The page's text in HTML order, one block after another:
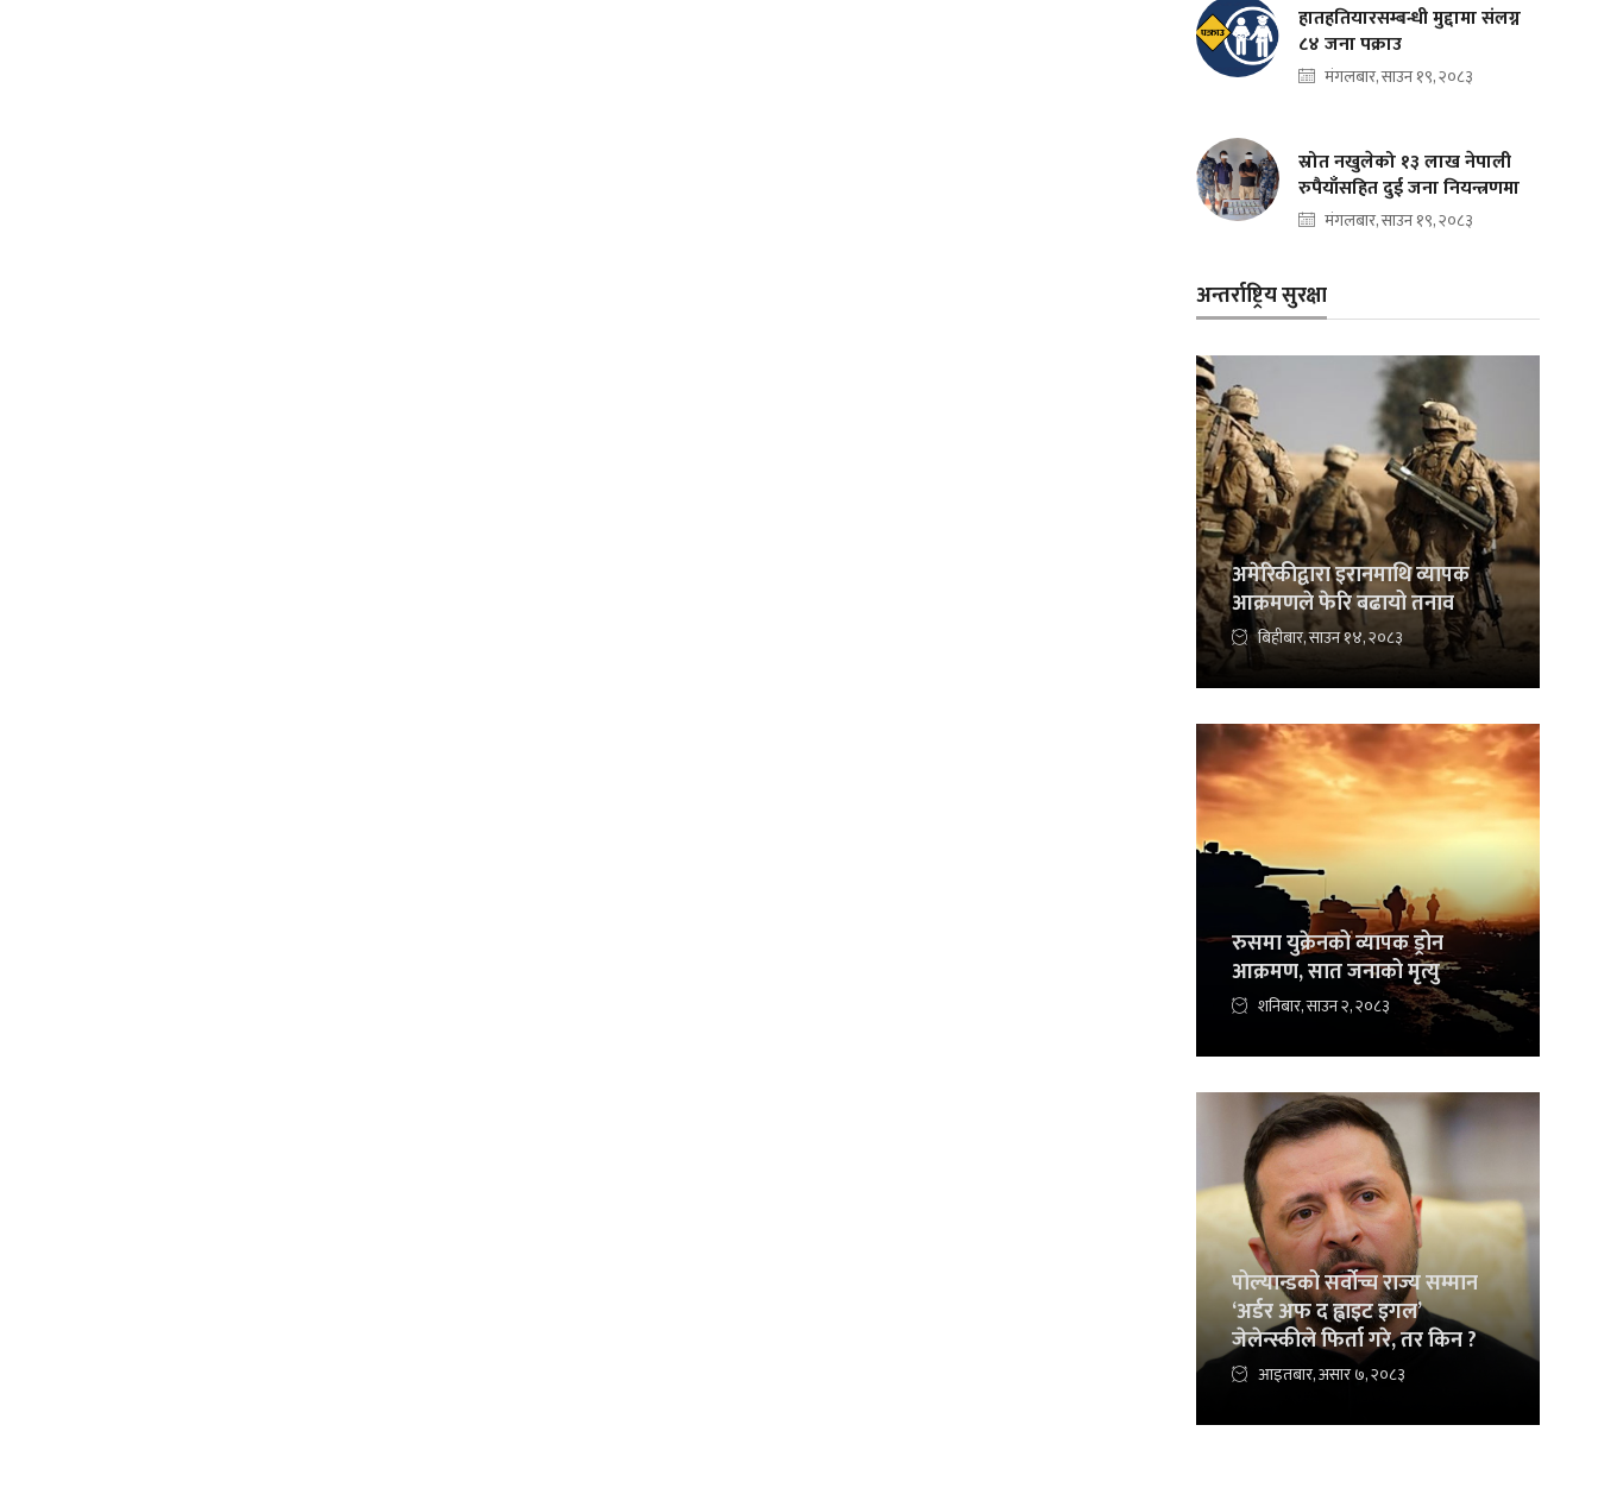
हातहतियारसम्बन्धी मुद्दामा संलग्न
८४ जना पक्राउ
मंगलबार, साउन १९, २०८३
स्रोत नखुलेको १३ लाख नेपाली
रुपैयाँसहित दुई जना नियन्त्रणमा
मंगलबार, साउन १९, २०८३
अन्तर्राष्ट्रिय सुरक्षा
अमेरिकीद्वारा इरानमाथि व्यापक
आक्रमणले फेरि बढायो तनाव
बिहीबार, साउन १४, २०८३
रुसमा युक्रेनको व्यापक ड्रोन
आक्रमण, सात जनाको मृत्यु
शनिबार, साउन २, २०८३
पोल्यान्डको सर्वोच्च राज्य सम्मान
‘अर्डर अफ द ह्वाइट इगल’
जेलेन्स्कीले फिर्ता गरे, तर किन ?
आइतबार, असार ७, २०८३